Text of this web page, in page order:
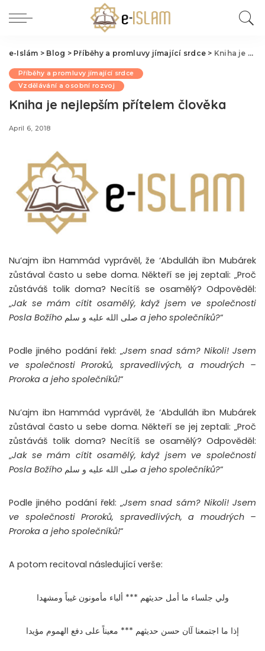
e-Islám > Blog > Příběhy a promluvy jímající srdce > Kniha je nejlepším přítelem člověka
Příběhy a promluvy jímající srdce
Vzdělávání a osobní rozvoj
Kniha je nejlepším přítelem člověka
April 6, 2018
Nu’ajm ibn Hammád vyprávěl, že ‘Abdulláh ibn Mubárek
zůstával často u sebe doma. Někteří se jej zeptali: „Proč
zůstáváš tolik doma? Necítíš se osamělý? Odpověděl:
„Jak se mám cítit osamělý, když jsem ve společnosti
Posla Božího
a jeho společníků?“
Podle jiného podání řekl: „Jsem snad sám? Nikoli! Jsem
ve společnosti Proroků, spravedlivých, a moudrých –
Proroka a jeho společníků!“
Nu’ajm ibn Hammád vyprávěl, že ‘Abdulláh ibn Mubárek
zůstával často u sebe doma. Někteří se jej zeptali: „Proč
zůstáváš tolik doma? Necítíš se osamělý? Odpověděl:
„Jak se mám cítit osamělý, když jsem ve společnosti
Posla Božího
a jeho společníků?“
Podle jiného podání řekl: „Jsem snad sám? Nikoli! Jsem
ve společnosti Proroků, spravedlivých, a moudrých –
Proroka a jeho společníků!“
A potom recitoval následující verše:
وﻟﻲ ﺟﻠﺴﺎء ﻣﺎ أﻣﻞ ﺣﺪﻳﺜﻬﻢ *** أﻟﺒﺎء ﻣﺄﻣﻮﻧﻮن ﻏﻴﺒﺎً وﻣﺸﻬﺪا
إذا ﻣﺎ اﺟﺘﻤﻌﻨﺎ آﺎن ﺣﺴﻦ ﺣﺪﻳﺜﻬﻢ *** ﻣﻌﻴﻨﺎً ﻋﻠﻰ دﻓﻊ اﻟﻬﻤﻮم ﻣﺆﻳﺪا